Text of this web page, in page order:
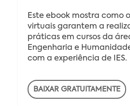
Este ebook mostra como
virtuais garantem a
práticas em cursos da
Engenharia e
com a experiência de IES.
BAIXAR GRATUITAMENTE